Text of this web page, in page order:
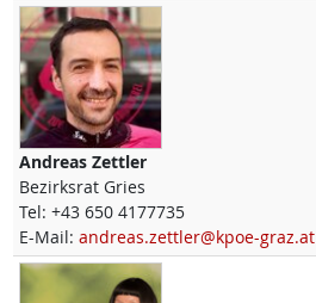
Andreas Zettler
Bezirksrat Gries
Tel: +43 650 4177735
E-Mail: andreas.zettler@kpoe-graz.at